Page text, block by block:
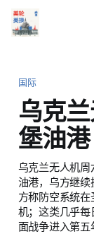
国际
乌克
堡油港
乌克兰无人机
油港，乌方继
方称防空系统
机；这类几乎
面战争进入第五